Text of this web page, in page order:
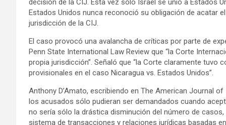
decisión de la CIJ. Esta vez sólo Israel se unió a Estados
Estados Unidos nunca reconoció su obligación de acatar
jurisdicción de la CIJ.
El caso provocó una avalancha de críticas por parte de
Penn State International Law Review que “la Corte
propia jurisdicción”. Señaló que “la Corte claramente tuvo
provisionales en el caso Nicaragua vs. Estados Unidos”.
Anthony D’Amato, escribiendo en The American Journal
los acusados sólo pudieran ser demandados cuando
no sería sólo la drástica disminución del número de
sistema de transacciones y relaciones jurídicas basadas